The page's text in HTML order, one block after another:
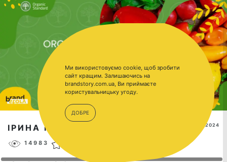
ІРИНА НАКОНЕЧНА SEP 18, 2024
14983
Ми використовуємо cookie, щоб зробити
сайт кращим. Залишаючись на
brandstory.com.ua, Ви приймаєте
користувальницьку угоду.
ДОБРЕ